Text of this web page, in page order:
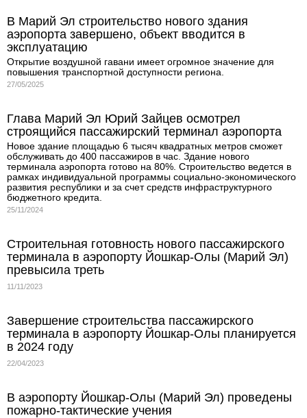
В Марий Эл строительство нового здания
аэропорта завершено, объект вводится в
эксплуатацию
Открытие воздушной гавани имеет огромное значение для
повышения транспортной доступности региона.
27/05/2025
Глава Марий Эл Юрий Зайцев осмотрел
строящийся пассажирский терминал аэропорта
Новое здание площадью 6 тысяч квадратных метров сможет
обслуживать до 400 пассажиров в час. Здание нового
терминала аэропорта готово на 80%. Строительство ведется в
рамках индивидуальной программы социально-экономического
развития республики и за счет средств инфраструктурного
бюджетного кредита.
25/11/2024
Строительная готовность нового пассажирского
терминала в аэропорту Йошкар-Олы (Марий Эл)
превысила треть
11/11/2023
Завершение строительства пассажирского
терминала в аэропорту Йошкар-Олы планируется
в 2024 году
22/04/2023
В аэропорту Йошкар-Олы (Марий Эл) проведены
пожарно-тактические учения